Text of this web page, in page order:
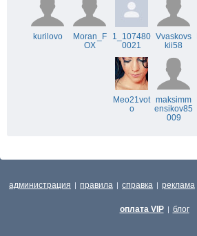
kurilovo
Moran_F
OX
1_107480
0021
Vvaskovs
kii58
Meo21vot
o
maksimm
ensikov85
009
администрация | правила | справка | реклама
оплата VIP | блог